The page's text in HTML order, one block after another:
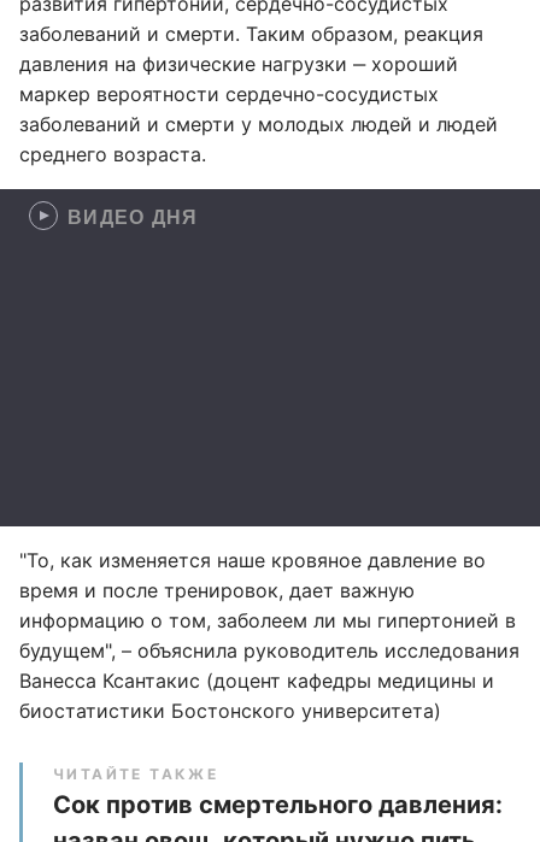
заболеваний и смерти. Таким образом, реакция
давления на физические нагрузки ‒ хороший
маркер вероятности сердечно-сосудистых
заболеваний и смерти у молодых людей и людей
среднего возраста.
ВИДЕО ДНЯ
"То, как изменяется наше кровяное давление во
время и после тренировок, дает важную
информацию о том, заболеем ли мы гипертонией в
будущем", – объяснила руководитель исследования
Ванесса Ксантакис (доцент кафедры медицины и
биостатистики Бостонского университета)
ЧИТАЙТЕ ТАКЖЕ
Сок против смертельного давления: